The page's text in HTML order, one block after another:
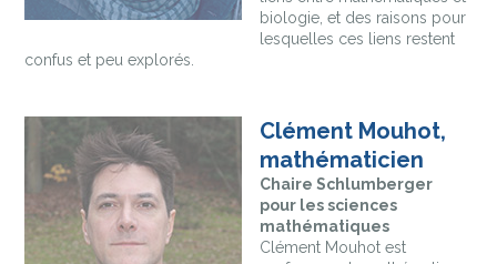
biologie, et des raisons pour
lesquelles ces liens restent
confus et peu explorés.
Clément Mouhot,
mathématicien
Chaire Schlumberger
pour les sciences
mathématiques
Clément Mouhot est